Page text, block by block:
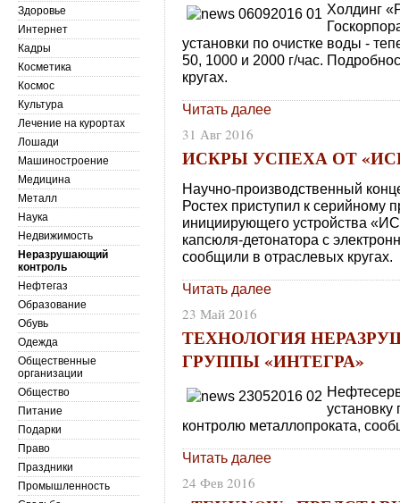
Холдинг
установки по очистке воды -
50, 1000 и 2000 г/час.
кругах.
Читать далее
31 Авг 2016
ИСКРЫ УСПЕХА ОТ
Научно-производственный
Ростех приступил к серийному
инициирующего устройства
капсюля-детонатора с
сообщили в отраслевых кругах.
Читать далее
23 Май 2016
ТЕХНОЛОГИЯ
ГРУППЫ «ИНТЕГРА»
контролю металлопроката,
Читать далее
24 Фев 2016
Здоровье
Интернет
Кадры
Косметика
Космос
Культура
Лечение на курортах
Лошади
Машиностроение
Медицина
Металл
Наука
Недвижимость
Неразрушающий
контроль
Нефтегаз
Образование
Обувь
Одежда
Общественные
организации
Общество
Питание
Подарки
Право
Праздники
Промышленность